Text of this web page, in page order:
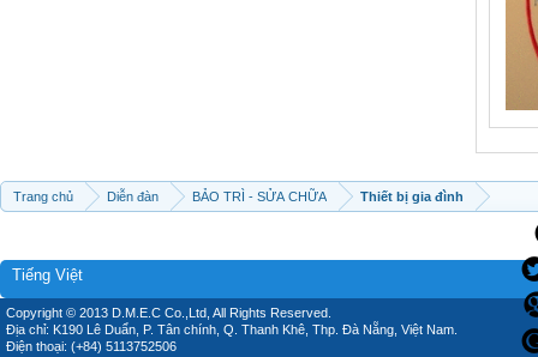
Trang chủ Diễn đàn BẢO TRÌ - SỬA CHỮA Thiết bị gia đình
Tiếng Việt
Copyright © 2013 D.M.E.C Co.,Ltd, All Rights Reserved.
Địa chỉ: K190 Lê Duẩn, P. Tân chính, Q. Thanh Khê, Thp. Đà Nẵng, Việt Nam.
Điện thoại: (+84) 5113752506